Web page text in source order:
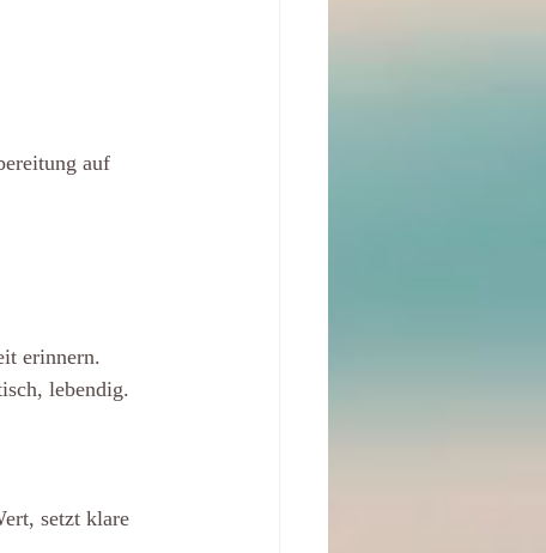
auf
erinnern.
lebendig.
setzt klare